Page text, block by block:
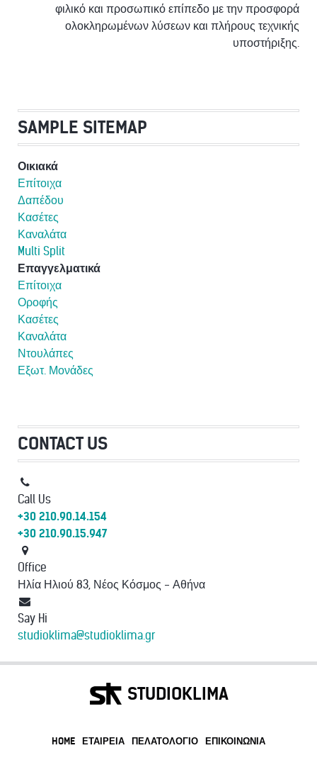
φιλικό και προσωπικό επίπεδο με την προσφορά
ολοκληρωμένων λύσεων και πλήρους τεχνικής
υποστήριξης.
SAMPLE SITEMAP
Οικιακά
Επίτοιχα
Δαπέδου
Κασέτες
Καναλάτα
Multi Split
Επαγγελματικά
Επίτοιχα
Οροφής
Κασέτες
Καναλάτα
Ντουλάπες
Εξωτ. Μονάδες
CONTACT US
Call Us
+30 210.90.14.154
+30 210.90.15.947
Office
Ηλία Ηλιού 83, Νέος Κόσμος - Αθήνα
Say Hi
studioklima@studioklima.gr
STUDIOKLIMA
HOME ΕΤΑΙΡΕΊΑ ΠΕΛΑΤΟΛΌΓΙΟ ΕΠΙΚΟΙΝΩΝΊΑ